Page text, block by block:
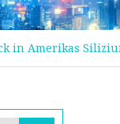
in Amerikas